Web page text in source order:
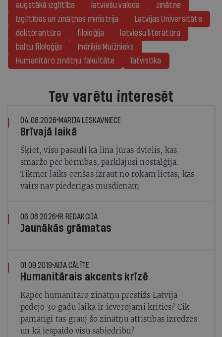
augstākā izglītība latviešu valoda
zinātne
Izglītības un zinātnes ministrija
Latvijas Universitāte
doktorantūra
filoloģija
latviešu literatūra
baltu filoloģija
Indriķis Muižnieks
Humanitāro zinātņu fakultāte
latvistika
Tev varētu interesēt
04.08.2026 MARIJA LESKAVNIECE
Brīvajā laikā
Šķiet, visu pasauli kā lina jūras dvielis, kas
smaržo pēc bērnības, pārklājusi nostalģija.
Tikmēr laiks cenšas izraut no rokām lietas, kas
vairs nav piederīgas mūsdienām
06.08.2026 IR REDAKCIJA
Jaunākās grāmatas
01.09.2019 AIJA CĀLĪTE
Humanitārais akcents krīzē
Kāpēc humanitāro zinātņu prestižs Latvijā
pēdējo 30 gadu laikā ir ievērojami krities? Cik
pamatīgi tas grauj šo zinātņu attīstības izredzes
un kā iespaido visu sabiedrību?